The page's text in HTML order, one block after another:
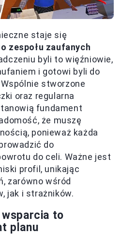
staje się
zespołu zaufanych
byli to więźniowie,
i gotowi byli do
stworzone
oraz regularna
fundament
że muszę
ponieważ każda
do
do celi. Ważne jest
profil, unikając
zarówno wśród
jak i strażników.
to
planu